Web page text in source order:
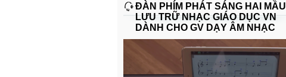
ĐÀN PHÍM PHÁT SÁNG HAI MẦU
LƯU TRỮ NHẠC GIÁO DỤC VN
DÀNH CHO GV DẠY ÂM NHẠC